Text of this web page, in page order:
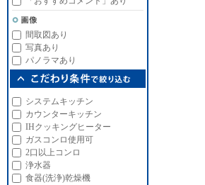
間取図あり
写真あり
パノラマあり
システムキッチン
カウンターキッチン
IHクッキングヒーター
ガスコンロ使用可
2口以上コンロ
浄水器
食器(洗浄)乾燥機